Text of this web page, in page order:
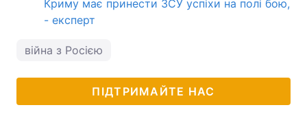
Криму має принести ЗСУ успіхи на полі бою,
- експерт
війна з Росією
ПІДТРИМАЙТЕ НАС